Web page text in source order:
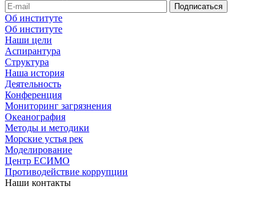
Об институте
Об институте
Наши цели
Аспирантура
Структура
Наша история
Деятельность
Конференция
Мониторинг загрязнения
Океанография
Методы и методики
Морские устья рек
Моделирование
Центр ЕСИМО
Противодействие коррупции
Наши контакты